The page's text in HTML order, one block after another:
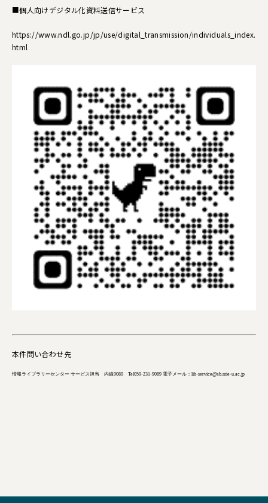
■個人向けデジタル化資料送信サービス
https://www.ndl.go.jp/jp/use/digital_transmission/individuals_index.
html
本件問い合わせ先
情報ライブラリーセンター サービス担当 内線9089 Tel059-231-9089 電子メール： lib-service@ab.mie-u.ac.jp